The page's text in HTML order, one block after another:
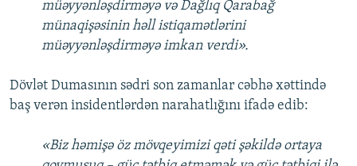
müəyyənləşdirməyə və Dağlıq Qarabağ
münaqişəsinin həll istiqamətlərini
müəyyənləşdirməyə imkan verdi».
Dövlət Dumasının sədri son zamanlar cəbhə xəttində
baş verən insidentlərdən narahatlığını ifadə edib:
«Biz həmişə öz mövqeyimizi qəti şəkildə ortaya